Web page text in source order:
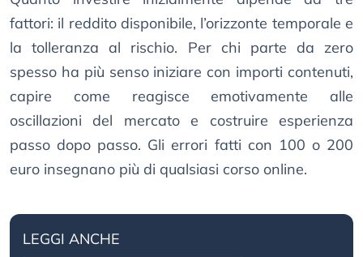
fattori: il reddito disponibile, l’orizzonte temporale e
la tolleranza al rischio. Per chi parte da zero
spesso ha più senso iniziare con importi contenuti,
capire come reagisce emotivamente alle
oscillazioni del mercato e costruire esperienza
passo dopo passo. Gli errori fatti con 100 o 200
euro insegnano più di qualsiasi corso online.
LEGGI ANCHE